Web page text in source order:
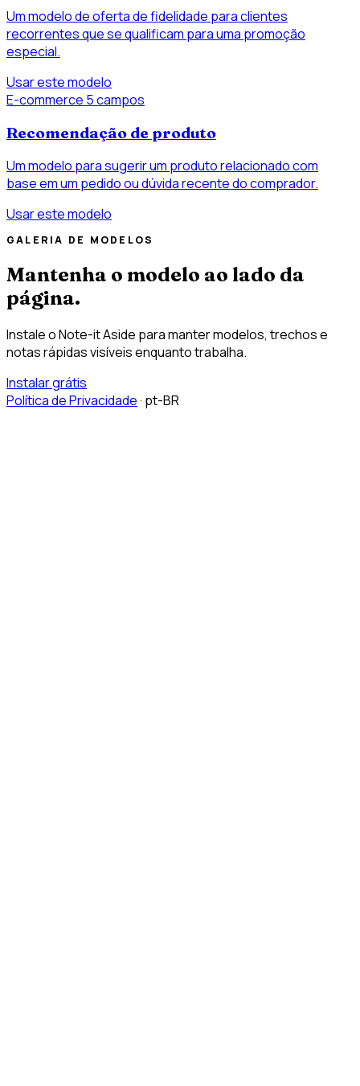
Um modelo de oferta de fidelidade para clientes
recorrentes que se qualificam para uma promoção
especial.
Usar este modelo
E-commerce 5 campos
Recomendação de produto
Um modelo para sugerir um produto relacionado com
base em um pedido ou dúvida recente do comprador.
Usar este modelo
GALERIA DE MODELOS
Mantenha o modelo ao lado da
página.
Instale o Note-it Aside para manter modelos, trechos e
notas rápidas visíveis enquanto trabalha.
Instalar grátis
Política de Privacidade· pt-BR